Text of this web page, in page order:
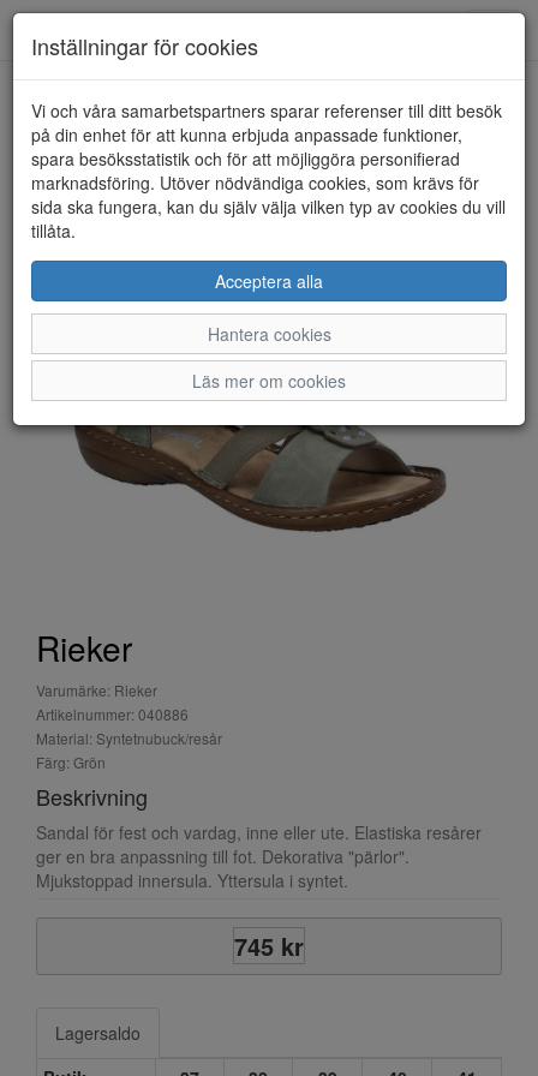
HEM RIEKER
Rieker
Varumärke: Rieker
Artikelnummer: 040886
Material: Syntetnubuck/resår
Färg: Grön
Beskrivning
Sandal för fest och vardag, inne eller ute. Elastiska resårer
ger en bra anpassning till fot. Dekorativa "pärlor".
Mjukstoppad innersula. Yttersula i syntet.
745 kr
Lagersaldo
Inställningar för cookies
Vi och våra samarbetspartners sparar referenser till ditt besök
på din enhet för att kunna erbjuda anpassade funktioner,
spara besöksstatistik och för att möjliggöra personifierad
marknadsföring. Utöver nödvändiga cookies, som krävs för
sida ska fungera, kan du själv välja vilken typ av cookies du vill
tillåta.
Acceptera alla
Hantera cookies
Läs mer om cookies